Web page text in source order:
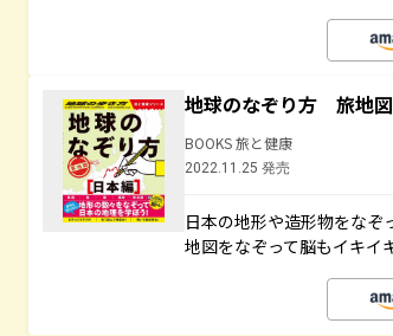
地球のなぞり方 旅地
BOOKS 旅と健康
2022.11.25 発売
日本の地形や造形物をな
地図をなぞって脳もイキイ